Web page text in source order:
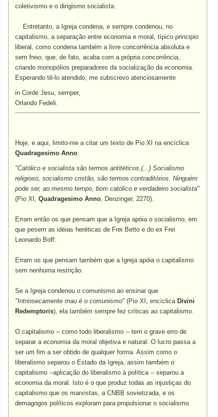
coletivismo e o dirigismo socialista.
Entretanto, a Igreja condena, e sempre condenou, no
capitalismo, a separação entre economia e moral, típico principio
liberal, como condena também a livre concorrência absoluta e
sem freio, que, de fato, acaba com a própria concorrência,
criando monopólios preparadores da socialização da economia.
Esperando tê-lo atendido, me subscrevo atenciosamente
in Corde Jesu, semper,
Orlando Fedeli.
Hoje, e aqui, limito-me a citar um texto de Pio XI na encíclica
Quadragesimo Anno:
"Católico e socialista são termos antitéticos.(...) Socialismo
religioso, socialismo cristão, são termos contraditórios. Ninguém
pode ser, ao mesmo tempo, bom católico e verdadeiro socialista"
(Pio XI,Quadragesimo Anno, Denzinger, 2270).
Erram então os que pensam que a Igreja apóia o socialismo, em
que pesem as idéias heréticas de Frei Betto e do ex Frei
Leonardo Boff.
Erram os que pensam também que a Igreja apóia o capitalismo
sem nenhuma restrição.
Se a Igreja condenou o comunismo ao ensinar que
"Intrinsecamente mau é o comunismo"(Pio XI, encíclica Divini
Redemptoris), ela também sempre fez críticas ao capitalismo.
O capitalismo -- como todo liberalismo -- tem o grave erro de
separar a economia da moral objetiva e natural. O lucro passa a
ser um fim a ser obtido de qualquer forma. Assim como o
liberalismo separou o Estado da Igreja, assim também o
capitalismo --aplicação do liberalismo à política -- separou a
economia da moral. Isto é o que produz todas as injustiças do
capitalismo que os marxistas, a CNBB sovietizada, e os
demagogos políticos exploram para propulsionar o socialismo.